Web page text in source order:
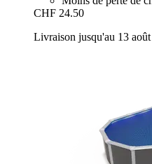
CHF 24.50
Livraison jusqu'au 13 août